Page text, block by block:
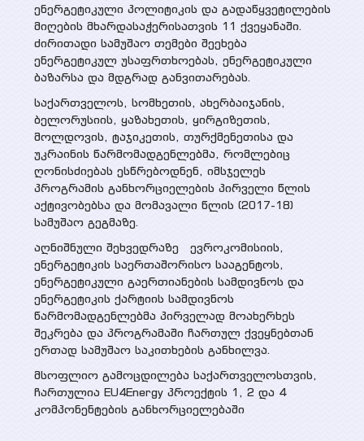
თანამშრომლები
პარტნიორები და დონორები
პუბლიკაციები
კვლევის ანგარიშები
სხვადასხვა პუბლიკაცია
პრეზენტაციები
პროექტები
მიმდინარე
დასრულებული
მედია
ვიდეო გალერეა
WEG მედიაში
ღონისძიებები
კონტაქტი
ენერგეტიკული პოლიტიკის და გადაწყვეტილების
მიღების მხარდასაჭერისათვის 11 ქვეყანაში.
ძირითადი სამუშაო თემები შეეხება
ენერგეტიკულ უსაფრთხოებას, ენერგეტიკული
ბაზარსა და მდგრად განვითარებას.
საქართველოს, სომხეთის, ახერბაიჯანის,
ბელორუსიის, ყაზახეთის, ყირგიზეთის,
მოლდოვის, ტაჯიკეთის, თურქმენეთისა და
უკრაინის წარმომადგენლებმა, რომლებიც
ღონისძიებას ესწრებოდნენ, იმსჯელეს
პროგრამის განხორციელების პირველი წლის
აქტივობებსა და მომავალი წლის (2017-18)
სამუშაო გეგმაზე.
აღნიშნული შეხვედრაზე ევროკომისიის,
ენერგეტიკის საერთაშორისო სააგენტოს,
ენერგეტიკული გაერთიანების სამდივნოს და
ენერგეტიკის ქარტიის სამდივნოს
წარმომადგენლებმა პირველად მოახერხეს
შეკრება და პროგრამაში ჩართულ ქვეყნებთან
ერთად სამუშაო საკითხების განხილვა.
მსოფლიო გამოცდილება საქართველოსთვის,
ჩართულია EU4Energy პროექტის 1, 2 და 4
კომპონენტების განხორციელებაში